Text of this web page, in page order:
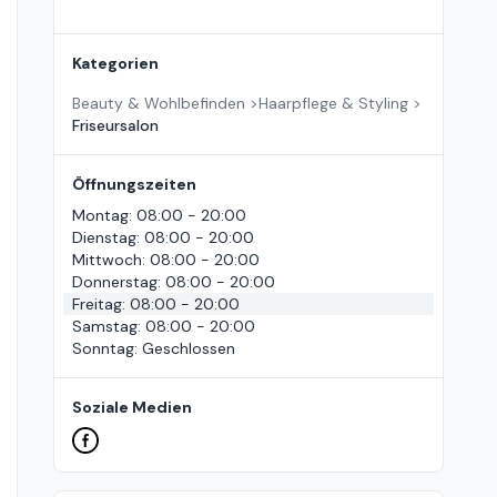
Kategorien
Beauty & Wohlbefinden >Haarpflege & Styling >
Friseursalon
Öffnungszeiten
Montag: 08:00 - 20:00
Dienstag: 08:00 - 20:00
Mittwoch: 08:00 - 20:00
Donnerstag: 08:00 - 20:00
Freitag: 08:00 - 20:00
Samstag: 08:00 - 20:00
Sonntag: Geschlossen
Soziale Medien